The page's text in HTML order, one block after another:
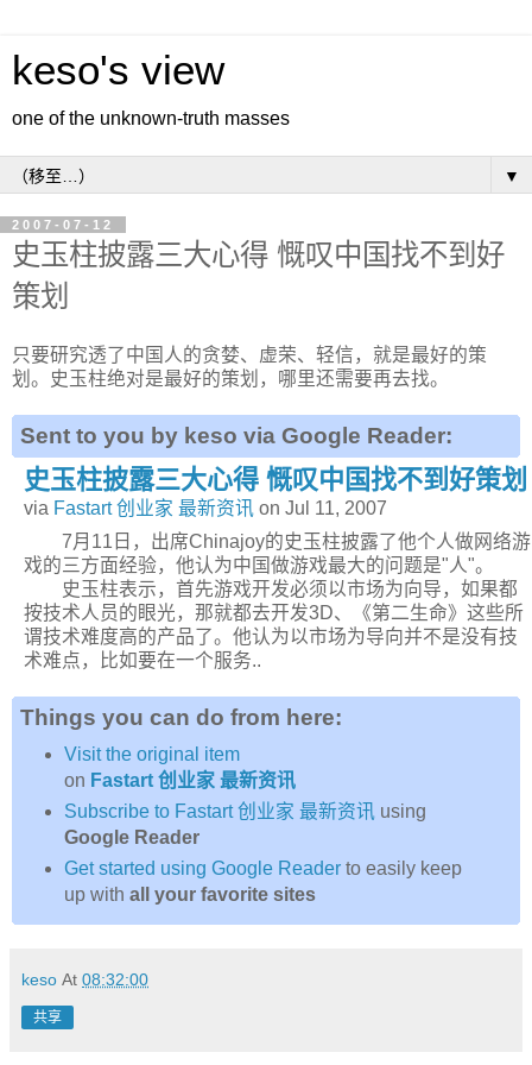
keso's view
one of the unknown-truth masses
▼
2007-07-12
史玉柱披露三大心得 慨叹中国找不到好
策划
只要研究透了中国人的贪婪、虚荣、轻信，就是最好的策
划。史玉柱绝对是最好的策划，哪里还需要再去找。
Sent to you by keso via Google Reader:
史玉柱披露三大心得 慨叹中国找不到好策划
via Fastart 创业家 最新资讯 on Jul 11, 2007
7月11日，出席Chinajoy的史玉柱披露了他个人做网络游
戏的三方面经验，他认为中国做游戏最大的问题是"人"。
史玉柱表示，首先游戏开发必须以市场为向导，如果都
按技术人员的眼光，那就都去开发3D、《第二生命》这些所
谓技术难度高的产品了。他认为以市场为导向并不是没有技
术难点，比如要在一个服务..
Things you can do from here:
Visit the original item
on Fastart 创业家 最新资讯
Subscribe to Fastart 创业家 最新资讯 using
Google Reader
Get started using Google Readerto easily keep
up with all your favorite sites
keso At 08:32:00
共享